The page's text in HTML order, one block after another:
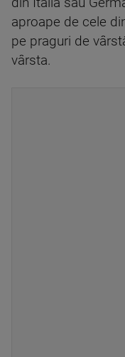
aproape de cele
pe praguri de
vârsta.